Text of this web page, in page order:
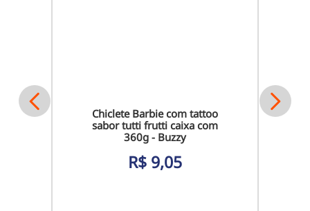
Chiclete Barbie com tattoo
sabor tutti frutti caixa com
360g - Buzzy
R$ 9,05